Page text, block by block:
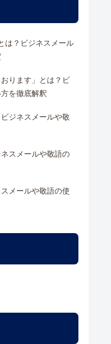
は？ビジネスメール
ります」とは？ビ
を徹底解釈
ジネスメールや敬
スメールや敬語の
メールや敬語の使